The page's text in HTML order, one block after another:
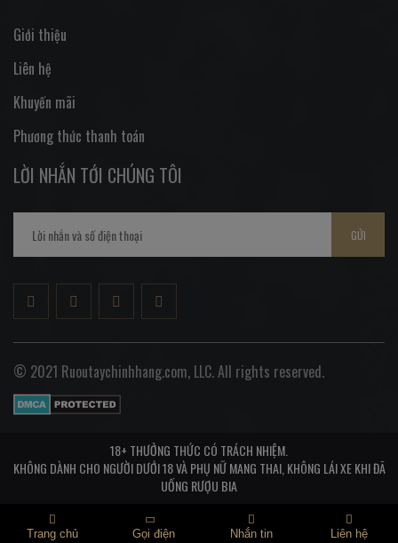
Giới thiệu
Liên hệ
Khuyến mãi
Phương thức thanh toán
LỜI NHẮN TỚI CHÚNG TÔI
GỬI
© 2021 Ruoutaychinhhang.com, LLC. All rights reserved.
18+ THƯỞNG THỨC CÓ TRÁCH NHIỆM.
KHÔNG DÀNH CHO NGƯỜI DƯỚI 18 VÀ PHỤ NỮ MANG THAI, KHÔNG LÁI XE KHI ĐÃ
UỐNG RƯỢU BIA
Trang chủ Gọi điện Nhắn tin Liên hệ